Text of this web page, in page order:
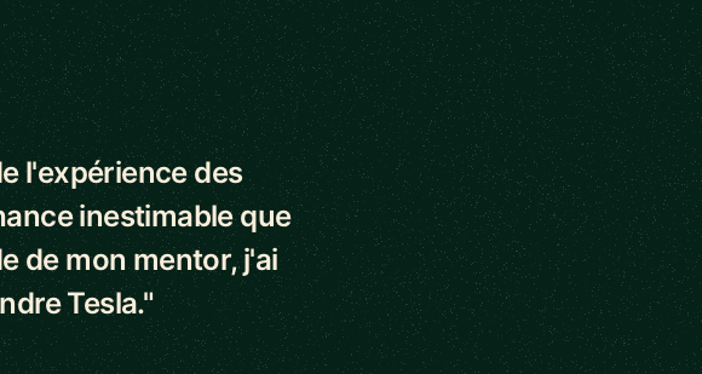
l'expérience des
inestimable que
de mon mentor, j'ai
Tesla."